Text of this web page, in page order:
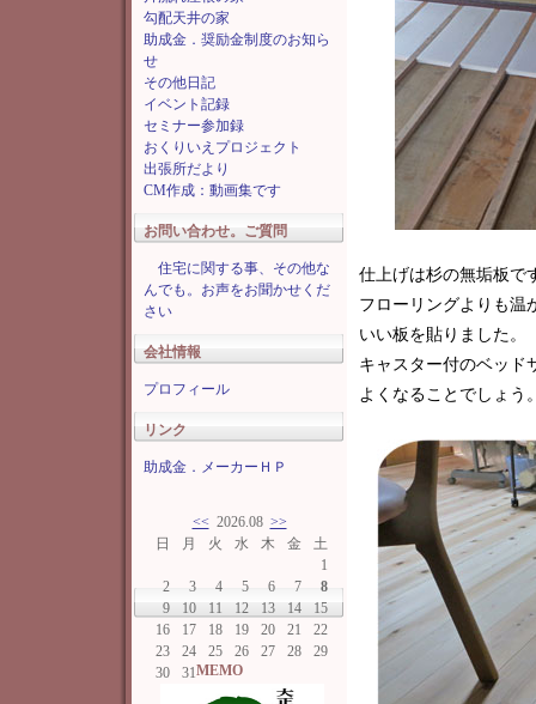
勾配天井の家
助成金．奨励金制度のお知ら
せ
その他日記
イベント記録
セミナー参加録
おくりいえプロジェクト
出張所だより
CM作成：動画集です
お問い合わせ。ご質問
住宅に関する事、その他な
んでも。お声をお聞かせくだ
さい
会社情報
プロフィール
リンク
助成金．メーカーＨＰ
<< 2026.08 >>
日
2
9
16
23
30
月
3
10
17
24
31
火
4
11
18
25
水
5
12
19
26
木
6
13
20
27
金
7
14
21
28
土
1
8
15
22
29
MEMO
仕上げは杉の無垢板で
フローリングよりも温
いい板を貼りました。
キャスター付のベッド
よくなることでしょう